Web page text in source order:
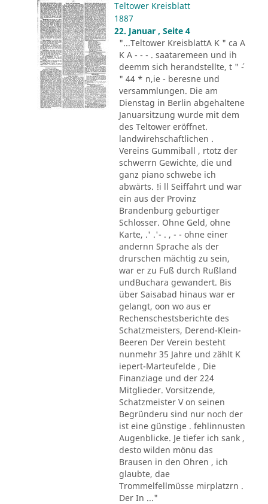
Teltower Kreisblatt
1887
22. Januar , Seite 4
"...Teltower KreisblattA K " ca A
K A - - - . saataremeen und ih
deemm sich herandstellte, t " ´-
" 44 * n,ie - beresne und
versammlungen. Die am
Dienstag in Berlin abgehaltene
Januarsitzung wurde mit dem
des Teltower eröffnet.
landwirehschaftlichen .
Vereins Gummiball , rtotz der
schwerrn Gewichte, die und
ganz piano schwebe ich
abwärts. !i ll Seiffahrt und war
ein aus der Provinz
Brandenburg geburtiger
Schlosser. Ohne Geld, ohne
Karte, .' .'- . , - - ohne einer
andernn Sprache als der
drurschen mächtig zu sein,
war er zu Fuß durch Rußland
undBuchara gewandert. Bis
über Saisabad hinaus war er
gelangt, oon wo aus er
Rechenschestsberichte des
Schatzmeisters, Derend-Klein-
Beeren Der Verein besteht
nunmehr 35 Jahre und zählt K
iepert-Marteufelde , Die
Finanziage und der 224
Mitglieder. Vorsitzende,
Schatzmeister V on seinen
Begründeru sind nur noch der
ist eine günstige . fehlinnusten
Augenblicke. Je tiefer ich sank ,
desto wilden mönu das
Brausen in den Ohren , ich
glaubte, dae
Trommelfellmüsse mirplatzrn .
Der In ..."